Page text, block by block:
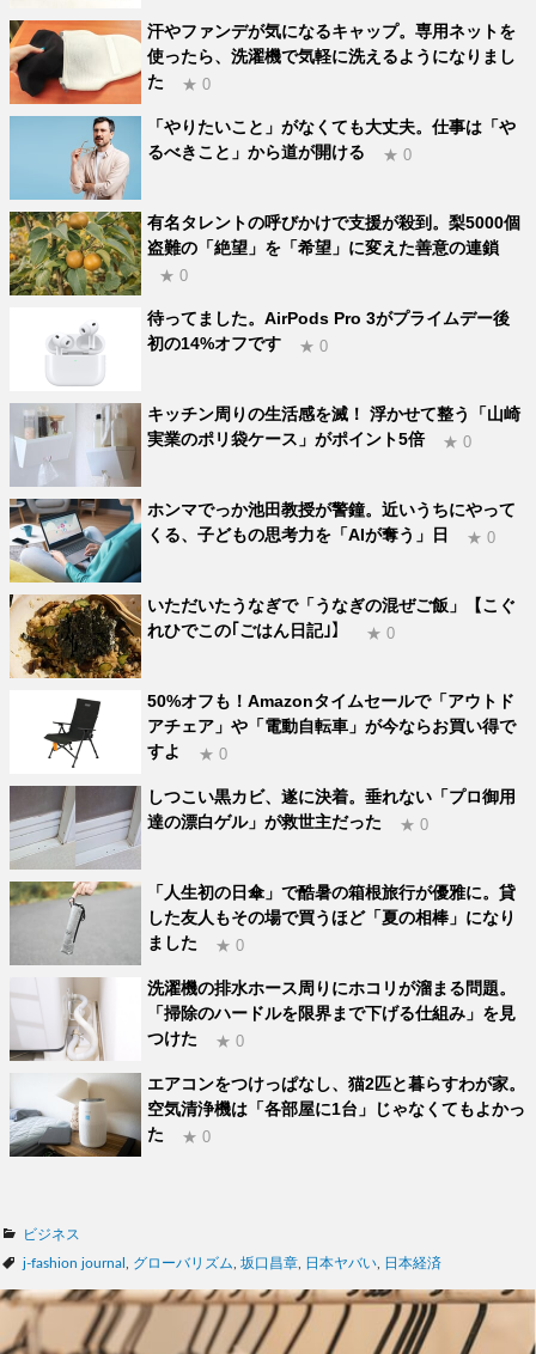
汗やファンデが気になるキャップ。専用ネットを
使ったら、洗濯機で気軽に洗えるようになりまし
た
★ 0
「やりたいこと」がなくても大丈夫。仕事は「や
るべきこと」から道が開ける
★ 0
有名タレントの呼びかけで支援が殺到。梨5000個
盗難の「絶望」を「希望」に変えた善意の連鎖
★ 0
待ってました。AirPods Pro 3がプライムデー後
初の14%オフです
★ 0
キッチン周りの生活感を滅！ 浮かせて整う「山崎
実業のポリ袋ケース」がポイント5倍
★ 0
ホンマでっか池田教授が警鐘。近いうちにやって
くる、子どもの思考力を「AIが奪う」日
★ 0
いただいたうなぎで「うなぎの混ぜご飯」【こぐ
れひでこの｢ごはん日記｣】
★ 0
50%オフも！Amazonタイムセールで「アウトド
アチェア」や「電動自転車」が今ならお買い得で
すよ
★ 0
しつこい黒カビ、遂に決着。垂れない「プロ御用
達の漂白ゲル」が救世主だった
★ 0
「人生初の日傘」で酷暑の箱根旅行が優雅に。貸
した友人もその場で買うほど「夏の相棒」になり
ました
★ 0
洗濯機の排水ホース周りにホコリが溜まる問題。
「掃除のハードルを限界まで下げる仕組み」を見
つけた
★ 0
エアコンをつけっぱなし、猫2匹と暮らすわが家。
空気清浄機は「各部屋に1台」じゃなくてもよかっ
た
★ 0
カ
テ
リ
ー
ビジネス
タ
j-fashion journal グローバリズム 坂口昌章 日本ヤバい 日本経済